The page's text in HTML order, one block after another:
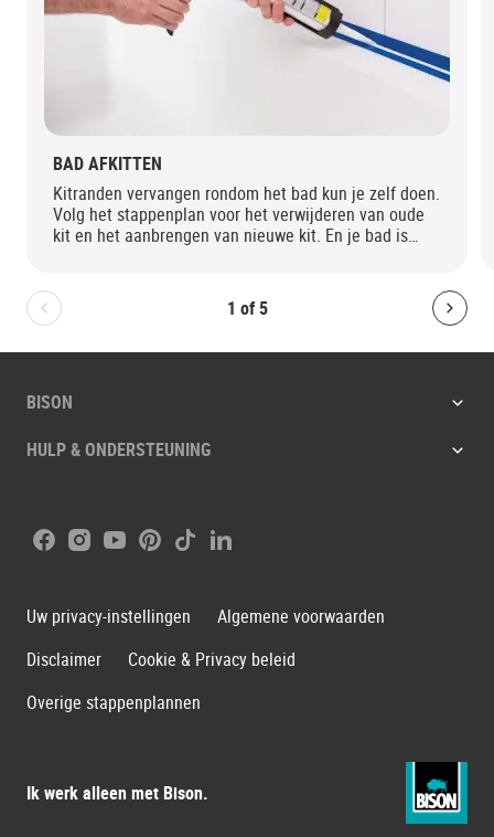
1 of 5
Bolton.General.PreviousSlide
BAD AFKITTEN
Kitranden vervangen rondom het bad kun je zelf doen.
Volg het stappenplan voor het verwijderen van oude
kit en het aanbrengen van nieuwe kit. En je bad is
BISON
HULP & ONDERSTEUNING
Ik werk alleen met Bison.
Facebook
Instagram
YoutubePinterest
TiktokLinkedIn
Uw privacy-instellingen
Algemene voorwaarden
Disclaimer
Cookie & Privacy beleid
Overige stappenplannen